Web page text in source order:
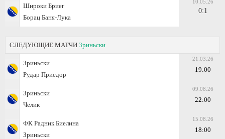
Широки Бриег
Борац Баня-Лука
10.05.26
0:1
СЛЕДУЮЩИЕ МАТЧИ Зриньски
Зриньски
Рудар Приедор
21.03.26
19:00
Зриньски
Челик
09.08.26
22:00
ФК Радник Биелина
Зриньски
15.08.26
18:00